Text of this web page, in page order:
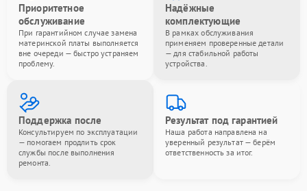
Приоритетное
обслуживание
При гарантийном случае замена
материнской платы выполняется
вне очереди — быстро устраняем
проблему.
Надёжные
комплектующие
В рамках обслуживания
применяем проверенные детали
— для стабильной работы
устройства.
Поддержка после
Консультируем по эксплуатации
— помогаем продлить срок
службы после выполнения
ремонта.
Результат под гарантией
Наша работа направлена на
уверенный результат — берём
ответственность за итог.